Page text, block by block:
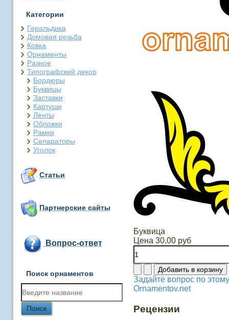
Категории
Геральдика
Домовая резьба
Ковка
Орнаменты
Разное
Типографский декор
Бордюры
Буквицы
Заставки
Картуши
Ленты
Обложки
Рамки
Сепараторы
Уголок
Статьи
Партнерские сайты
Вопрос-ответ
Поиск орнаментов
Буквица
Цена 30,00 руб
Задайте вопрос по
Ornamentov.net
Рецензии